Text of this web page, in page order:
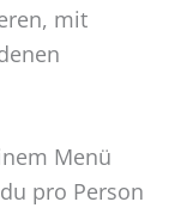
mit
Menü
pro Person